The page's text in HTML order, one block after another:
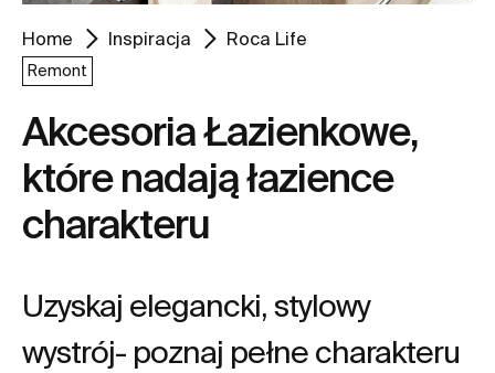
Home Inspiracja Roca Life
Remont
Akcesoria Łazienkowe,
które nadają łazience
charakteru
Uzyskaj elegancki, stylowy
wystrój- poznaj pełne charakteru